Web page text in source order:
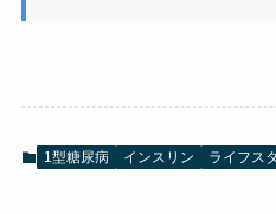
1型糖尿病 インスリン ライフス